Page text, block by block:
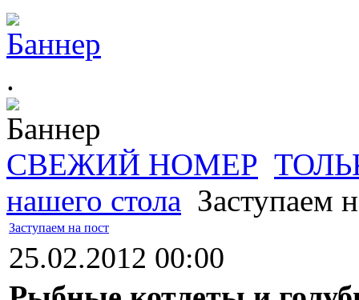
.
СВЕЖИЙ НОМЕР
нашего стола Заступаем
Заступаем на пост
25.02.2012 00:00